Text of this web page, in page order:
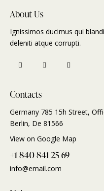
About Us
Ignissimos ducimus qui
deleniti atque corrupti.
Contacts
Germany 785 15h Street,
Berlin, De 81566
View on Google Map
+1 840 841 25 69
info@email.com